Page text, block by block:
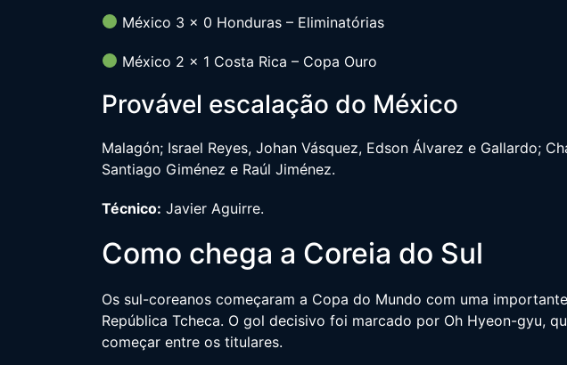
México 3 x 0 Honduras – Eliminatórias
México 2 x 1 Costa Rica – Copa Ouro
Provável escalação do México
Malagón; Israel Reyes, Johan Vásquez, Edson Álvarez e Gallardo;
Santiago Giménez e Raúl Jiménez.
Técnico: Javier Aguirre.
Como chega a Coreia do Sul
Os sul-coreanos começaram a Copa do Mundo com uma
República Tcheca. O gol decisivo foi marcado por Oh Hyeon-gyu,
começar entre os titulares.